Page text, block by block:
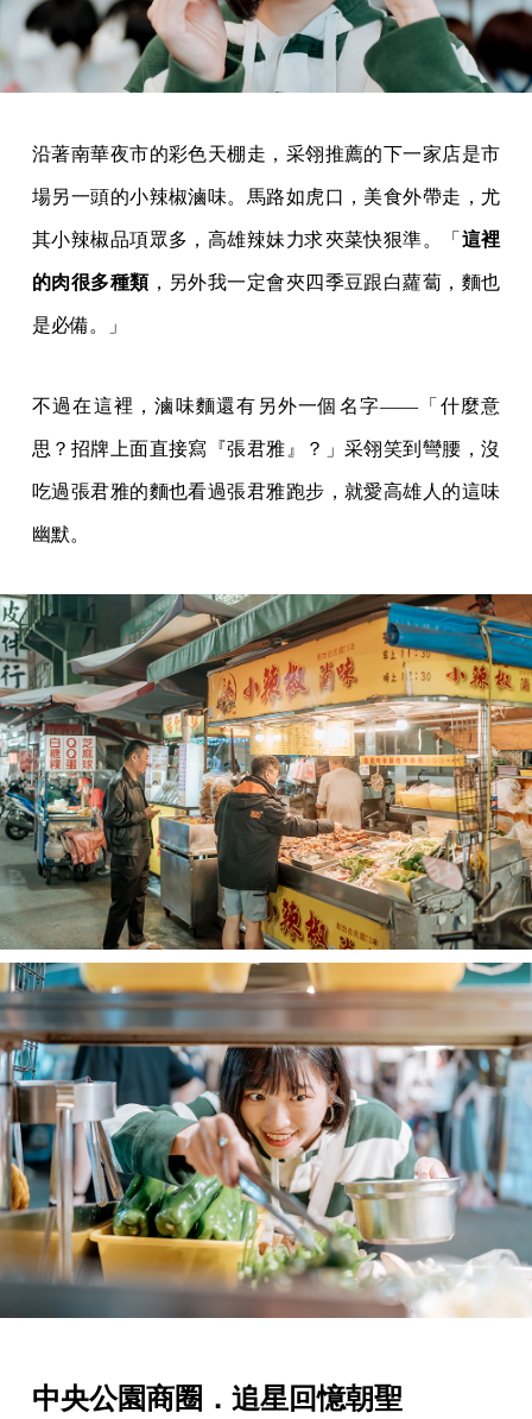
沿著南華夜市的彩色天棚走，采翎推薦的下一家店是市
場另一頭的小辣椒滷味。馬路如虎口，美食外帶走，尤
其小辣椒品項眾多，高雄辣妹力求夾菜快狠準。「 這裡
的肉很多種類，另外我一定會夾四季豆跟白蘿蔔，麵也
是必備。」
不過在這裡，滷味麵還有另外一個名字——「什麼意
思？招牌上面直接寫『張君雅』？」采翎笑到彎腰，沒
吃過張君雅的麵也看過張君雅跑步，就愛高雄人的這味
幽默。
中央公園商圈．追星回憶朝聖